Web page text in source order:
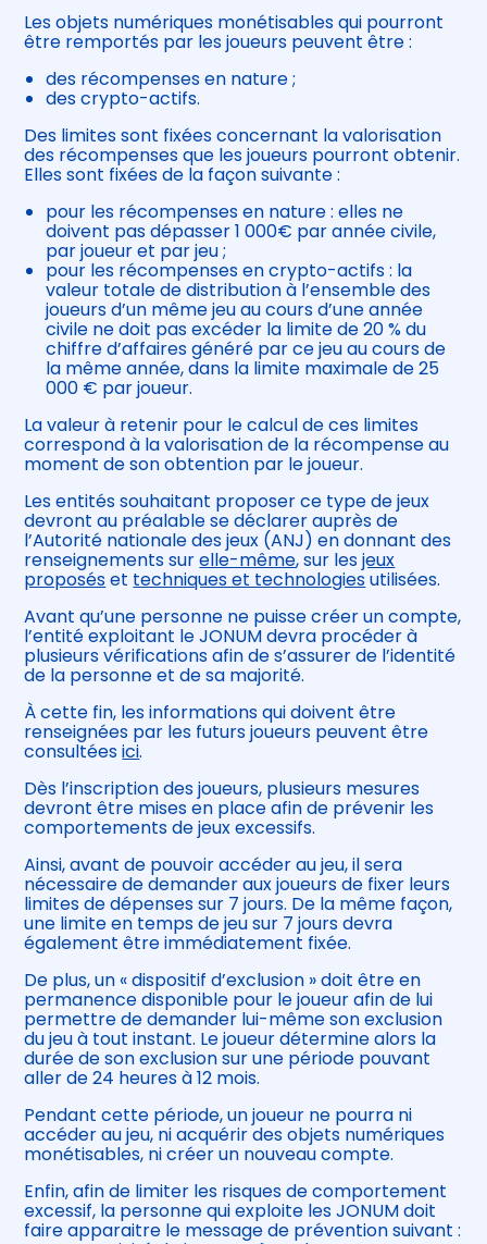
Les objets numériques monétisables qui pourront
être remportés par les joueurs peuvent être :
des récompenses en nature ;
des crypto-actifs.
Des limites sont fixées concernant la valorisation
des récompenses que les joueurs pourront obtenir.
Elles sont fixées de la façon suivante :
pour les récompenses en nature : elles ne
doivent pas dépasser 1 000€ par année civile,
par joueur et par jeu ;
pour les récompenses en crypto-actifs : la
valeur totale de distribution à l’ensemble des
joueurs d’un même jeu au cours d’une année
civile ne doit pas excéder la limite de 20 % du
chiffre d’affaires généré par ce jeu au cours de
la même année, dans la limite maximale de 25
000 € par joueur.
La valeur à retenir pour le calcul de ces limites
correspond à la valorisation de la récompense au
moment de son obtention par le joueur.
Les entités souhaitant proposer ce type de jeux
devront au préalable se déclarer auprès de
l’Autorité nationale des jeux (ANJ) en donnant des
renseignements surelle-même, sur lesjeux
proposéset techniques et technologiesutilisées.
Avant qu’une personne ne puisse créer un compte,
l’entité exploitant le JONUM devra procéder à
plusieurs vérifications afin de s’assurer de l’identité
de la personne et de sa majorité.
À cette fin, les informations qui doivent être
renseignées par les futurs joueurs peuvent être
consultéesici.
Dès l’inscription des joueurs, plusieurs mesures
devront être mises en place afin de prévenir les
comportements de jeux excessifs.
Ainsi, avant de pouvoir accéder au jeu, il sera
nécessaire de demander aux joueurs de fixer leurs
limites de dépenses sur 7 jours. De la même façon,
une limite en temps de jeu sur 7 jours devra
également être immédiatement fixée.
De plus, un « dispositif d’exclusion » doit être en
permanence disponible pour le joueur afin de lui
permettre de demander lui-même son exclusion
du jeu à tout instant. Le joueur détermine alors la
durée de son exclusion sur une période pouvant
aller de 24 heures à 12 mois.
Pendant cette période, un joueur ne pourra ni
accéder au jeu, ni acquérir des objets numériques
monétisables, ni créer un nouveau compte.
Enfin, afin de limiter les risques de comportement
excessif, la personne qui exploite les JONUM doit
faire apparaitre le message de prévention suivant :